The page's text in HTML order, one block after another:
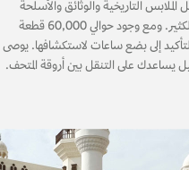
الملابس التاريخية والوثائق والأسلحة
والفخار وغيرها الكثير. ومع وجود حوالي 60,000 قطعة
إلى بضع ساعات لاستكشافها. يوصى
يساعدك على التنقل بين أروقة المتحف.